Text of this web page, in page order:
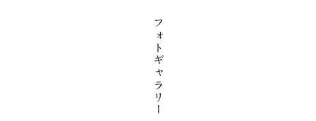
フ
ォ
ト
ギ
ャ
ラ
リ
ー